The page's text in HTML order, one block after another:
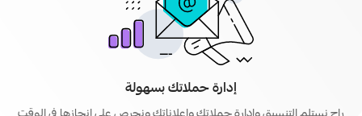
إدارة حملاتك بسهولة